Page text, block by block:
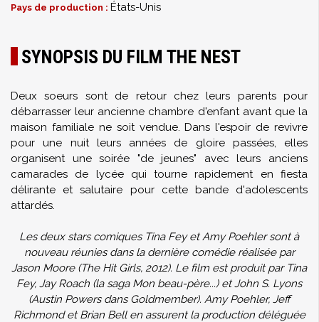
Pays de production : États-Unis
SYNOPSIS DU FILM THE NEST
Deux soeurs sont de retour chez leurs parents pour
débarrasser leur ancienne chambre d'enfant avant que la
maison familiale ne soit vendue. Dans l'espoir de revivre
pour une nuit leurs années de gloire passées, elles
organisent une soirée "de jeunes" avec leurs anciens
camarades de lycée qui tourne rapidement en fiesta
délirante et salutaire pour cette bande d'adolescents
attardés.
Les deux stars comiques Tina Fey et Amy Poehler sont à
nouveau réunies dans la dernière comédie réalisée par
Jason Moore (The Hit Girls, 2012). Le film est produit par Tina
Fey, Jay Roach (la saga Mon beau-père...) et John S. Lyons
(Austin Powers dans Goldmember). Amy Poehler, Jeff
Richmond et Brian Bell en assurent la production déléguée